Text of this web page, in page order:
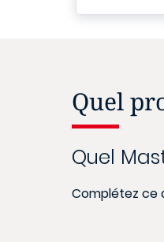
Quel
Quel
Complétez ce